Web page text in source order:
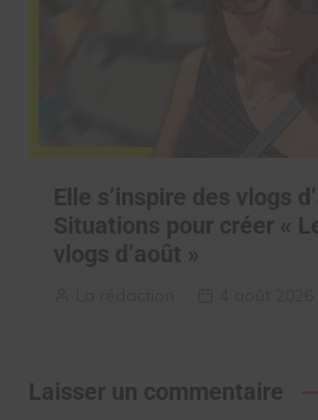
Elle s’inspire des vlogs
Situations pour créer «
vlogs d’août »
Laisser un commentaire